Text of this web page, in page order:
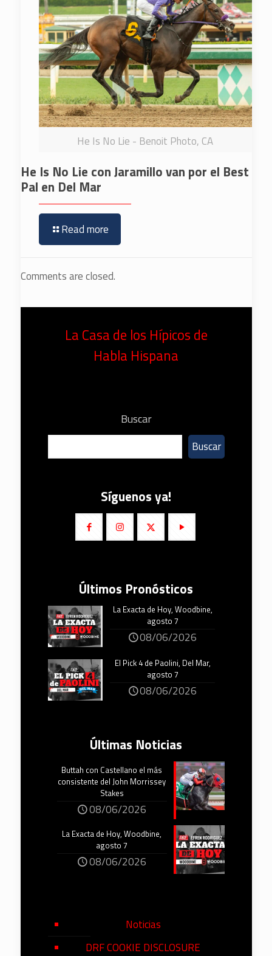
He Is No Lie - Benoit Photo, CA
He Is No Lie con Jaramillo van por el Best
Pal en Del Mar
Read more
Comments are closed.
La Casa de los Hípicos de
Habla Hispana
Buscar
Buscar
Síguenos ya!
Últimos Pronósticos
La Exacta de Hoy, Woodbine,
agosto 7
08/06/2026
El Pick 4 de Paolini, Del Mar,
agosto 7
08/06/2026
Últimas Noticias
Buttah con Castellano el más
consistente del John Morrissey
Stakes
08/06/2026
La Exacta de Hoy, Woodbine,
agosto 7
08/06/2026
Noticias
DRF COOKIE DISCLOSURE